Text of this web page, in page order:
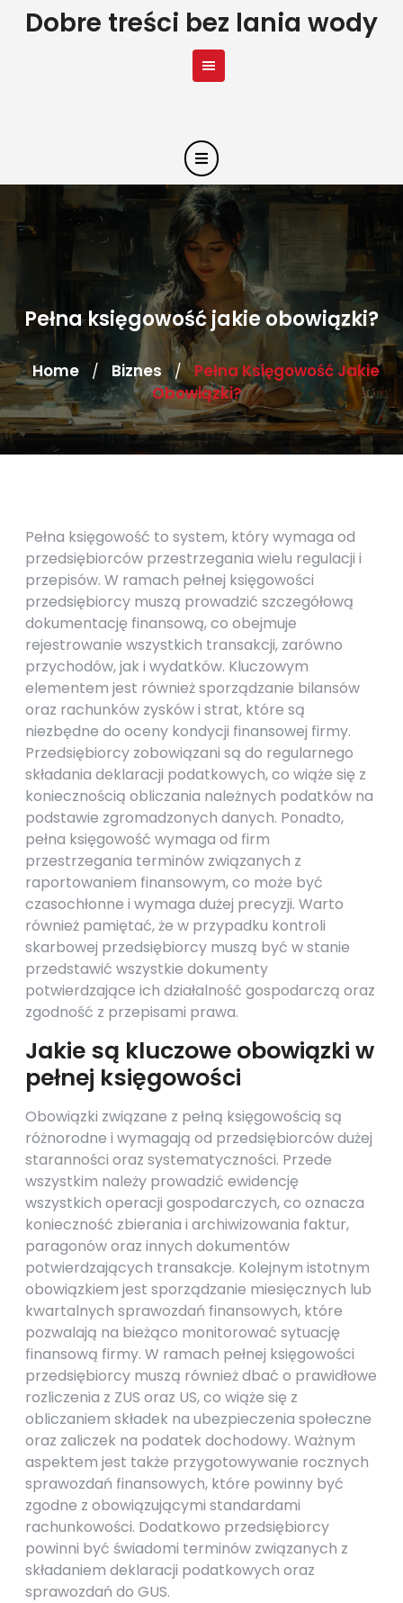
SkipDobre treści bez lania wody
Pełna księgowość jakie obowiązki?
Home / Biznes / Pełna Księgowość Jakie
Obowiązki?
Pełna księgowość to system, który wymaga od
przedsiębiorców przestrzegania wielu regulacji i
przepisów. W ramach pełnej księgowości
przedsiębiorcy muszą prowadzić szczegółową
dokumentację finansową, co obejmuje
rejestrowanie wszystkich transakcji, zarówno
przychodów, jak i wydatków. Kluczowym
elementem jest również sporządzanie bilansów
oraz rachunków zysków i strat, które są
niezbędne do oceny kondycji finansowej firmy.
Przedsiębiorcy zobowiązani są do regularnego
składania deklaracji podatkowych, co wiąże się z
koniecznością obliczania należnych podatków na
podstawie zgromadzonych danych. Ponadto,
pełna księgowość wymaga od firm
przestrzegania terminów związanych z
raportowaniem finansowym, co może być
czasochłonne i wymaga dużej precyzji. Warto
również pamiętać, że w przypadku kontroli
skarbowej przedsiębiorcy muszą być w stanie
przedstawić wszystkie dokumenty
potwierdzające ich działalność gospodarczą oraz
zgodność z przepisami prawa.
Jakie są kluczowe obowiązki w
pełnej księgowości
Obowiązki związane z pełną księgowością są
różnorodne i wymagają od przedsiębiorców dużej
staranności oraz systematyczności. Przede
wszystkim należy prowadzić ewidencję
wszystkich operacji gospodarczych, co oznacza
konieczność zbierania i archiwizowania faktur,
paragonów oraz innych dokumentów
potwierdzających transakcje. Kolejnym istotnym
obowiązkiem jest sporządzanie miesięcznych lub
kwartalnych sprawozdań finansowych, które
pozwalają na bieżąco monitorować sytuację
finansową firmy. W ramach pełnej księgowości
przedsiębiorcy muszą również dbać o prawidłowe
rozliczenia z ZUS oraz US, co wiąże się z
obliczaniem składek na ubezpieczenia społeczne
oraz zaliczek na podatek dochodowy. Ważnym
aspektem jest także przygotowywanie rocznych
sprawozdań finansowych, które powinny być
zgodne z obowiązującymi standardami
rachunkowości. Dodatkowo przedsiębiorcy
powinni być świadomi terminów związanych z
składaniem deklaracji podatkowych oraz
sprawozdań do GUS.